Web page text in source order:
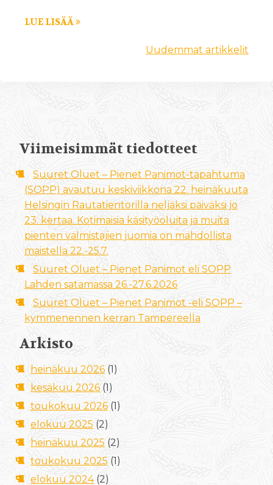
LUE LISÄÄ
Uudemmat artikkelit
Viimeisimmät tiedotteet
Suuret Oluet – Pienet Panimot-tapahtuma
(SOPP) avautuu keskiviikkona 22. heinäkuuta
Helsingin Rautatientorilla neljäksi päiväksi jo
23. kertaa. Kotimaisia käsityöoluita ja muita
pienten valmistajien juomia on mahdollista
maistella 22.-25.7.
Suuret Oluet – Pienet Panimot eli SOPP
Lahden satamassa 26.-27.6.2026
Suuret Oluet – Pienet Panimot -eli SOPP –
kymmenennen kerran Tampereella
Arkisto
heinäkuu 2026 (1)
kesäkuu 2026 (1)
toukokuu 2026 (1)
elokuu 2025 (2)
heinäkuu 2025 (2)
toukokuu 2025 (1)
elokuu 2024(2)